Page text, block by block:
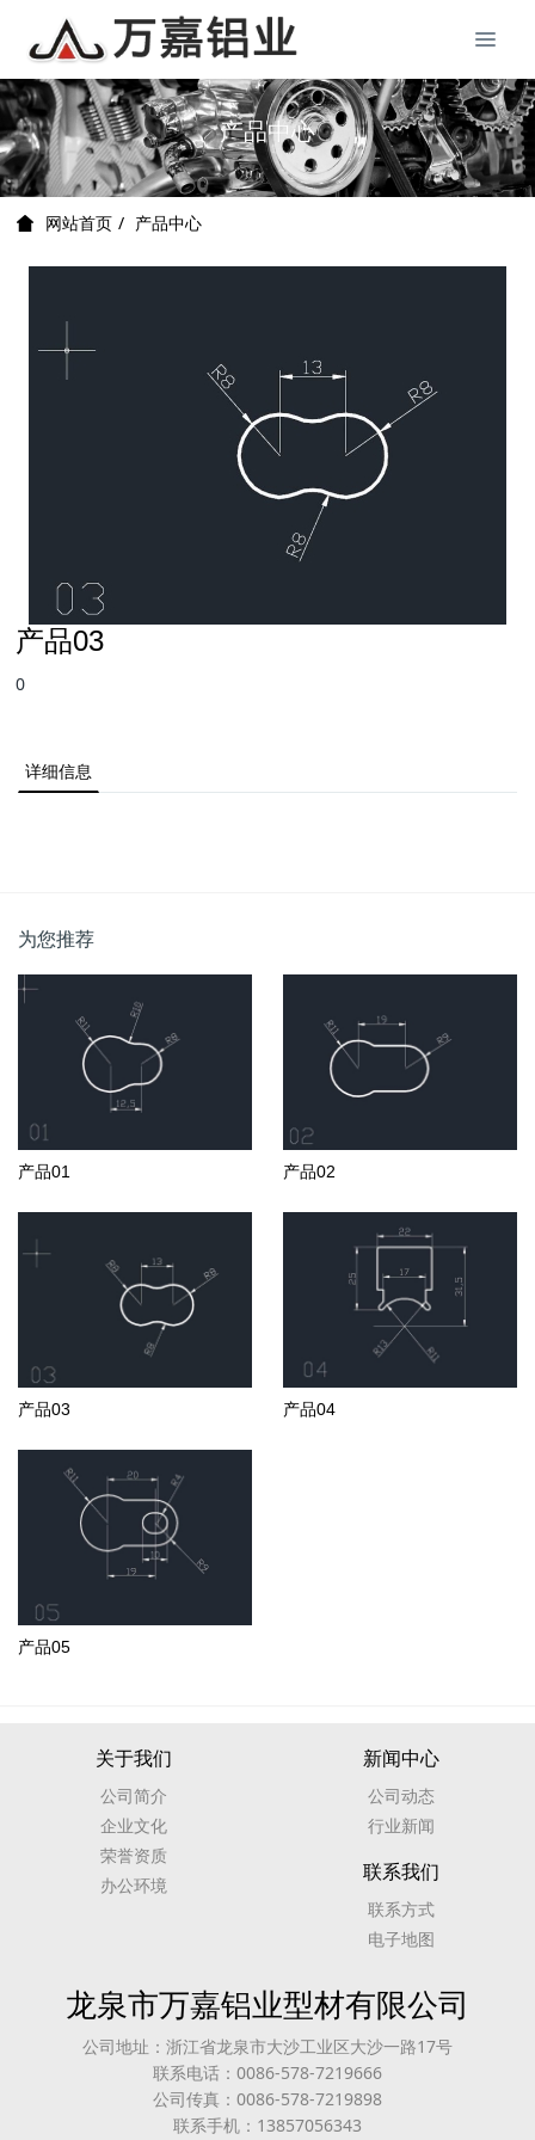
产品中心
网站首页 产品中心
产品03
0
详细信息
为您推荐
产品01 产品02
产品03 产品04
产品05
关于我们
公司简介
企业文化
荣誉资质
办公环境
新闻中心
公司动态
行业新闻
联系我们
联系方式
电子地图
龙泉市万嘉铝业型材有限公司
公司地址：浙江省龙泉市大沙工业区大沙一路17号
联系电话：0086-578-7219666
公司传真：0086-578-7219898
联系手机：13857056343